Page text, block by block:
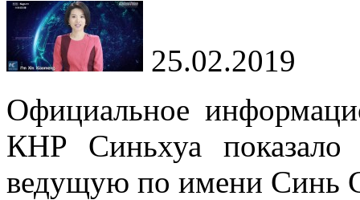
25.02.2019
Официальное
КНР Синьхуа
ведущую по имени Синь